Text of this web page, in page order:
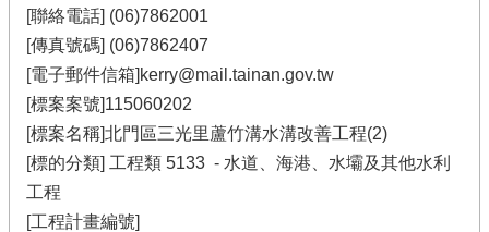
[聯絡電話] (06)7862001
[傳真號碼] (06)7862407
[電子郵件信箱]kerry@mail.tainan.gov.tw
[標案案號]115060202
[標案名稱]北門區三光里蘆竹溝水溝改善工程(2)
[標的分類] 工程類 5133 - 水道、海港、水壩及其他水利
工程
[工程計畫編號]